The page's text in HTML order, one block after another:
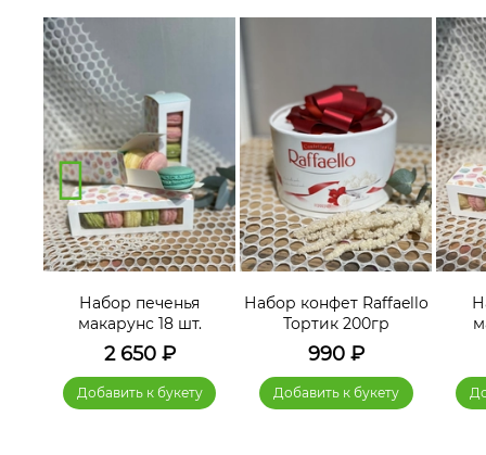
Набор печенья
макарунс 18 шт.
2 650₽
Добавить к букету
Набор конфет Raffaello
Тортик 200гр
990₽
Добавить к букету